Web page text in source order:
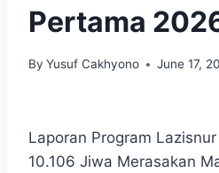
Pertama
By Yusuf Cakhyono June 17,
Laporan Program
10.106 Jiwa Merasakan